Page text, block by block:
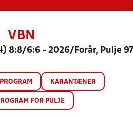
VBN
8:8/6:6 - 2026/Forår, Pulje 97
KARANTÆNER
FOR PULJE